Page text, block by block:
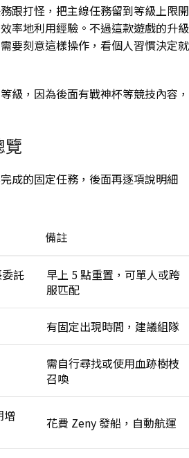
跟打怪，把主線任務留到等級上限開
率地利用經驗。不過這款遊戲的升級
要刻意這樣操作，看個人習慣決定就
級，因為後面有戰神杯等競技內容，
覽
成的固定任務，後面再逐項說明細
備註
託
早上 5 點重置，可單人或跨
服匹配
有固定出現時間，建議組隊
需自行尋找或使用血跡樹枝
召喚
增
花費 Zeny 發船，自動航運